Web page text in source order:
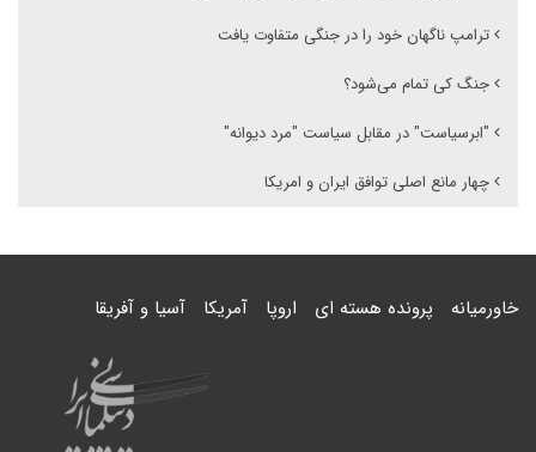
ترامپ ناگهان خود را در جنگی متفاوت یافت
جنگ کی تمام می‌شود؟
"ابرسیاست" در مقابل سیاست "مرد دیوانه"
چهار مانع اصلی توافق ایران و امریکا
خاورمیانه پرونده هسته ای اروپا آمریکا آسیا و آفریقا